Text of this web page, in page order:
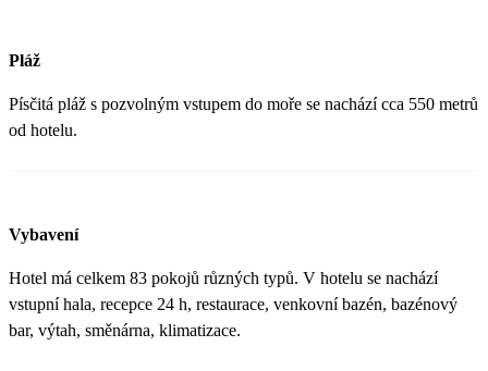
Pláž
Písčitá pláž s pozvolným vstupem do moře se nachází cca 550 metrů
od hotelu.
Vybavení
Hotel má celkem 83 pokojů různých typů. V hotelu se nachází
vstupní hala, recepce 24 h, restaurace, venkovní bazén, bazénový
bar, výtah, směnárna, klimatizace.